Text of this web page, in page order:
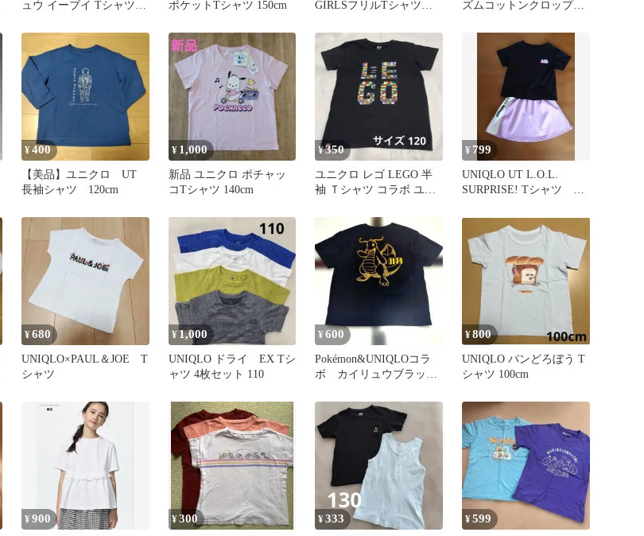
ュウ イーブイ Tシャツ
ポケットTシャツ 150cm
GIRLSフリルTシャツ
セン
ズムコットンクロップドt
¥400
【美品】ユニクロ UT
長袖シャツ 120cm
¥ 1,000
新品 ユニクロ ポチャッ
コTシャツ 140cm
¥350
ユニクロ レゴ LEGO 半
袖 Ｔシャツ コラボ ユニ
¥ 799
UNIQLO UT L.O.L.
SURPRISE! Tシャツ ス
¥680
UNIQLO×PAUL＆JOE T
シャツ
¥1,000
UNIQLO ドライ EX Tシ
ャツ 4枚セット 110
¥ 600
Pokémon&UNIQLOコラ
ボ カイリュウブラック
¥800
UNIQLO パンどろぼう T
シャツ 100cm
¥900 ¥300 ¥333 ¥599